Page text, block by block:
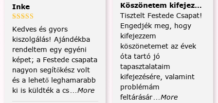
Inke
Kedves és gyors
kiszolgálás! Ajándékba
rendeltem egy egyéni
képet; a Festede csapata
nagyon segítőkész volt
és a lehető leghamarabb
ki is küldték a cs...More
Köszönetem kifejezése
Tisztelt Festede Csapat!
Engedjék meg, hogy
kifejezzem
köszönetemet az évek
óta tartó jó
tapasztalataim
kifejezésére, valamint
problémám
feltárásár...More